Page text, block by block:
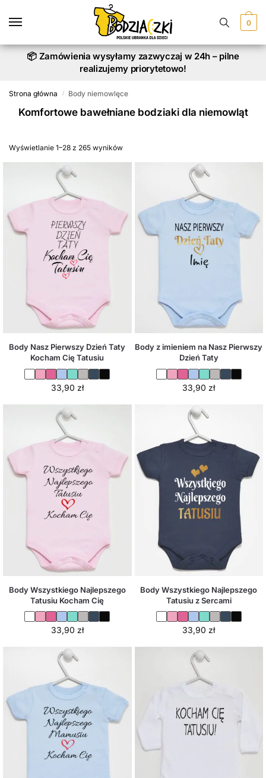
0
📦 Zamówienia wysyłamy zazwyczaj w 24h – pilne
realizujemy priorytetowo!
Strona główna / Body niemowlęce
Komfortowe bawełniane bodziaki dla niemowląt
Wyświetlanie 1–28 z 265 wyników
Body Nasz Pierwszy Dzień Taty
Kocham Cię Tatusiu
33,90 zł
Body z imieniem na Nasz Pierwszy
Dzień Taty
33,90 zł
Body Wszystkiego Najlepszego
Tatusiu Kocham Cię
33,90 zł
Body Wszystkiego Najlepszego
Tatusiu z Sercami
33,90 zł